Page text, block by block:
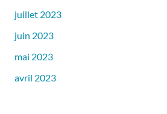
juillet 2023
juin 2023
mai 2023
avril 2023